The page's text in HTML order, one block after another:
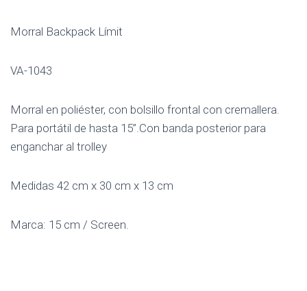
Morral Backpack Límit
VA-1043
Morral en poliéster, con bolsillo frontal con cremallera.
Para portátil de hasta 15”.Con banda posterior para
enganchar al trolley
Medidas 42 cm x 30 cm x 13 cm
Marca: 15 cm / Screen.